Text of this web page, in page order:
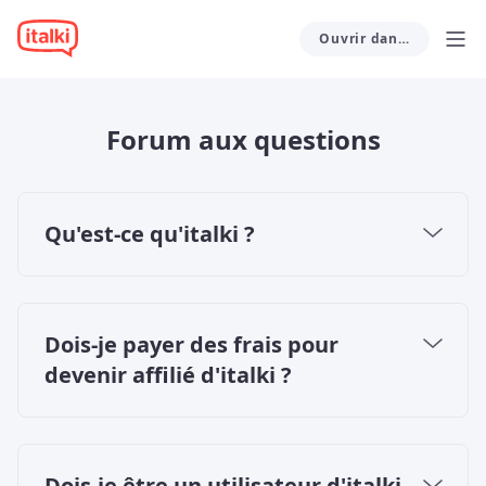
Ouvrir dans l'app
Forum aux questions
Qu'est-ce qu'italki ?
des élèves et des professeurs intéressés par
des leçons individuelles en ligne. Pour nous, il
est évident que les interactions humaines et les
Dois-je payer des frais pour
devenir affilié d'italki ?